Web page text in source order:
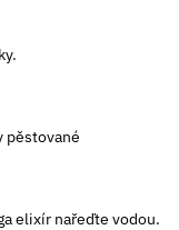
elixír nařeďte vodou.